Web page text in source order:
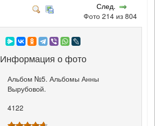
След.
Фото 214 из 804
Информация о фото
Альбом №5. Альбомы Анны
Вырубовой.
4122